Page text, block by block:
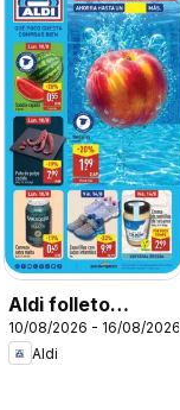
Aldi folleto
Baleares
10/08/2026 - 16/08/2026
Aldi